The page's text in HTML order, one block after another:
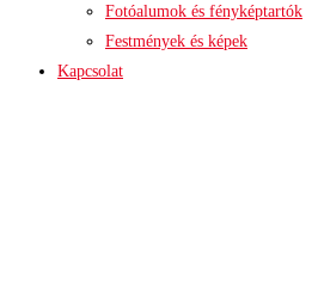
Fotóalumok és fényképtartók
Festmények és képek
Kapcsolat